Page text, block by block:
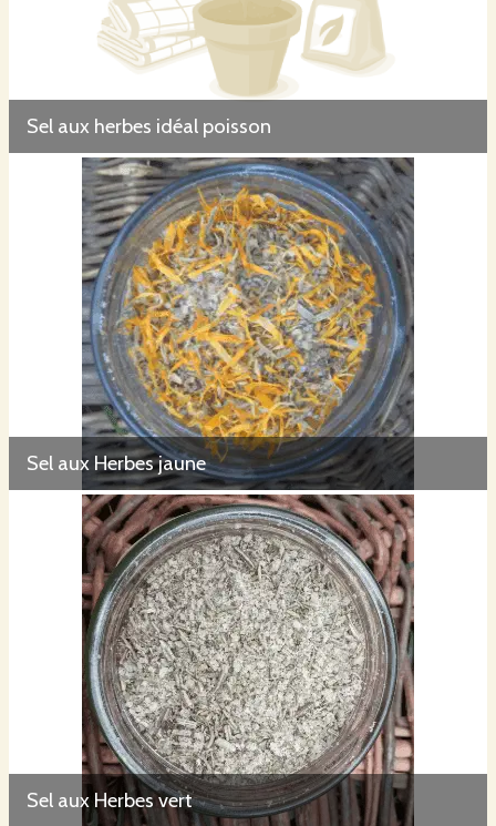
Sel aux herbes idéal poisson
Sel aux Herbes jaune
Sel aux Herbes vert